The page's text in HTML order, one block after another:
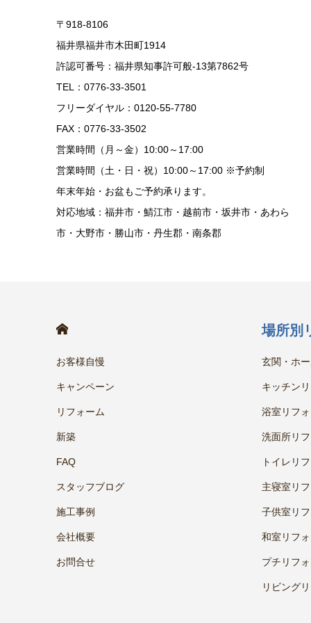
〒918-8106
福井県福井市木田町1914
許認可番号：福井県知事許可般-13第7862号
TEL：0776-33-3501
フリーダイヤル：0120-55-7780
FAX：0776-33-3502
営業時間（月～金）10:00～17:00
営業時間（土・日・祝）10:00～17:00 ※予約制
年末年始・お盆もご予約承ります。
対応地域：福井市・鯖江市・越前市・坂井市・あわら
市・大野市・勝山市・丹生郡・南条郡
お客様自慢
キャンペーン
リフォーム
新築
FAQ
スタッフブログ
施工事例
会社概要
お問合せ
場所別
玄関・ホ
キッチン
浴室リフ
洗面所リ
トイレリ
主寝室リ
子供室リ
和室リフ
プチリフ
リビング